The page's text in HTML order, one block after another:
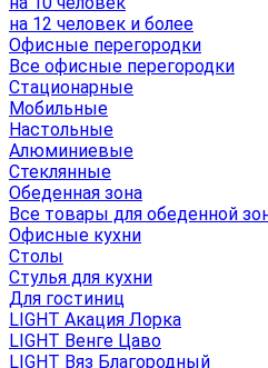
на 12 человек и более
Офисные перегородки
Все офисные перегородки
Стационарные
Мобильные
Настольные
Алюминиевые
Стеклянные
Обеденная зона
Все товары для обеденной
Офисные кухни
Столы
Стулья для кухни
Для гостиниц
LIGHT Акация Лорка
LIGHT Венге Цаво
LIGHT Вяз Благородный